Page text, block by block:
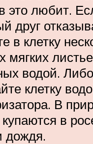
это любит.
друг
в клетку
мягких
водой. Либо
клетку
В
купаются в
дождя.